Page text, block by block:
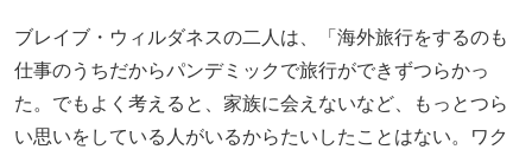
ブレイブ・ウィルダネスの二人は、「海外旅行をするのも
仕事のうちだからパンデミックで旅行ができずつらかっ
た。でもよく考えると、家族に会えないなど、もっとつら
い思いをしている人がいるからたいしたことはない。ワク